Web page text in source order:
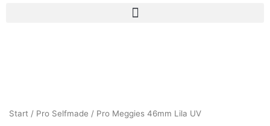
Start / Pro Selfmade / Pro Meggies 46mm Lila UV